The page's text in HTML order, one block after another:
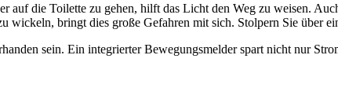
auf die Toilette zu gehen, hilft das Licht den Weg zu weisen.
wickeln, bringt dies große Gefahren mit sich. Stolpern Sie über
sein. Ein integrierter Bewegungsmelder spart nicht nur